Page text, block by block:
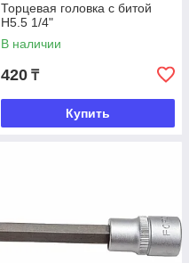
Торцевая головка с битой
H5.5 1/4"
В наличии
420 ₸
Купить